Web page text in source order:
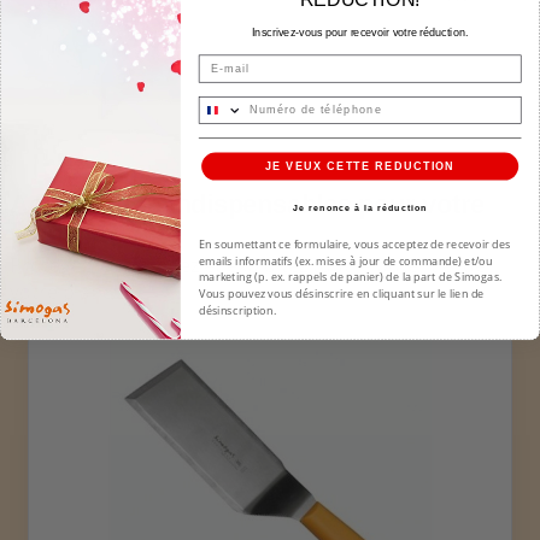
Accessoires indispensables pour votre
plancha
Protegez, entretenez et exploitez tout le potentiel de
votre plancha.
Inscrivez-vous pour recevoir votre réduction.
Email
JE VEUX CETTE REDUCTION
Je renonce à la réduction
En soumettant ce formulaire, vous acceptez de recevoir des
emails informatifs (ex. mises à jour de commande) et/ou
marketing (p. ex. rappels de panier) de la part de Simogas.
Vous pouvez vous désinscrire en cliquant sur le lien de
désinscription.